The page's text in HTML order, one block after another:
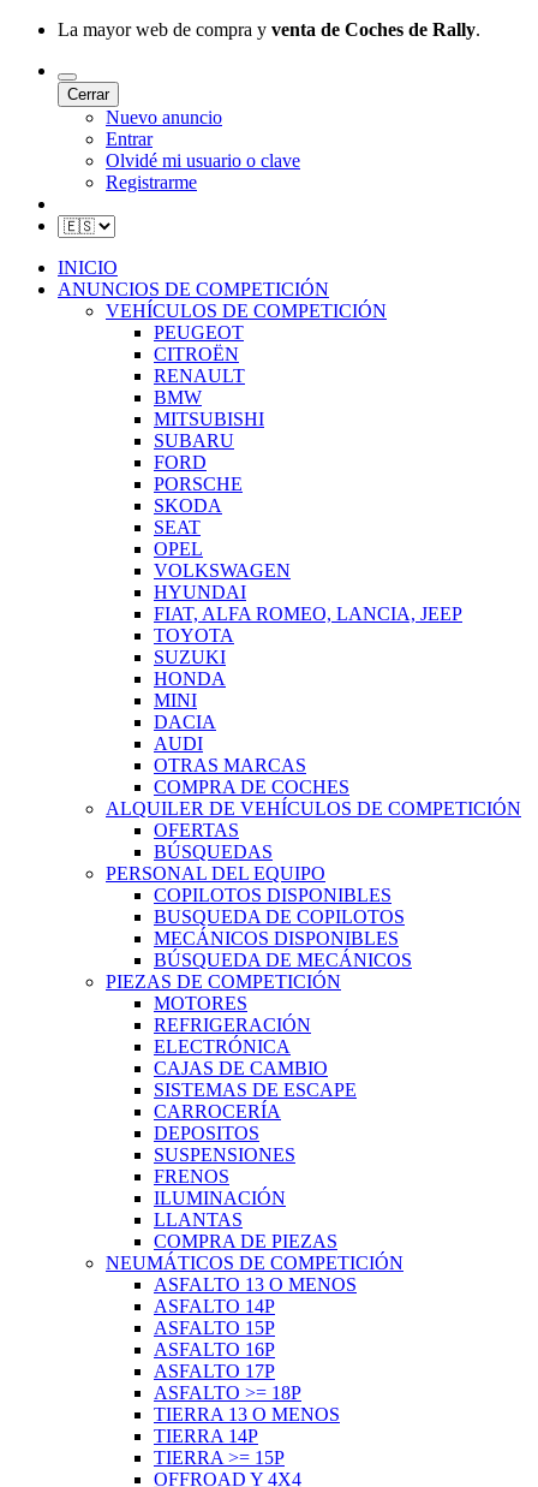
La mayor web de compra y venta de Coches de Rally.
Cerrar
Nuevo anuncio
Entrar
Olvidé mi usuario o clave
Registrarme
INICIO
ANUNCIOS DE COMPETICIÓN
VEHÍCULOS DE COMPETICIÓN
PEUGEOT
CITROËN
RENAULT
BMW
MITSUBISHI
SUBARU
FORD
PORSCHE
SKODA
SEAT
OPEL
VOLKSWAGEN
HYUNDAI
FIAT, ALFA ROMEO, LANCIA, JEEP
TOYOTA
SUZUKI
HONDA
MINI
DACIA
AUDI
OTRAS MARCAS
COMPRA DE COCHES
ALQUILER DE VEHÍCULOS DE COMPETICIÓN
OFERTAS
BÚSQUEDAS
PERSONAL DEL EQUIPO
COPILOTOS DISPONIBLES
BUSQUEDA DE COPILOTOS
MECÁNICOS DISPONIBLES
BÚSQUEDA DE MECÁNICOS
PIEZAS DE COMPETICIÓN
MOTORES
REFRIGERACIÓN
ELECTRÓNICA
CAJAS DE CAMBIO
SISTEMAS DE ESCAPE
CARROCERÍA
DEPOSITOS
SUSPENSIONES
FRENOS
ILUMINACIÓN
LLANTAS
COMPRA DE PIEZAS
NEUMÁTICOS DE COMPETICIÓN
ASFALTO 13 O MENOS
ASFALTO 14P
ASFALTO 15P
ASFALTO 16P
ASFALTO 17P
ASFALTO >= 18P
TIERRA 13 O MENOS
TIERRA 14P
TIERRA >= 15P
OFFROAD Y 4X4